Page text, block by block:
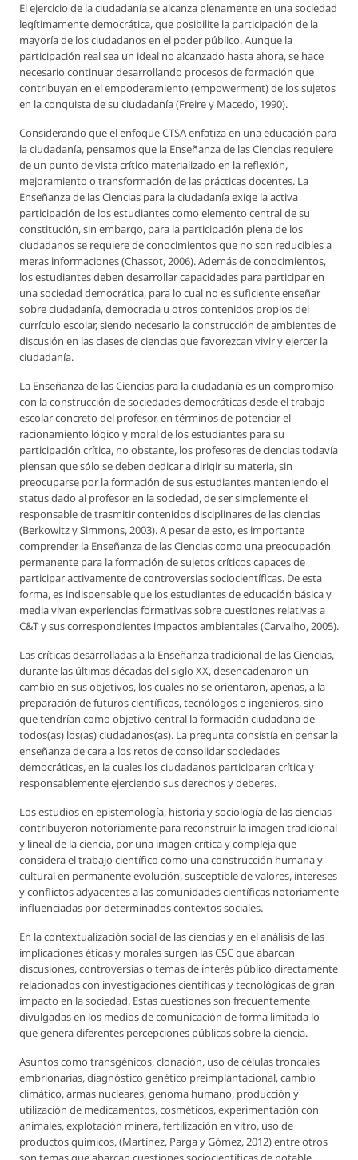
El ejercicio de la ciudadanía se alcanza plenamente en una sociedad
legítimamente democrática, que posibilite la participación de la
mayoría de los ciudadanos en el poder público. Aunque la
participación real sea un ideal no alcanzado hasta ahora, se hace
necesario continuar desarrollando procesos de formación que
contribuyan en el empoderamiento (empowerment) de los sujetos
en la conquista de su ciudadanía (Freire y Macedo, 1990).
Considerando que el enfoque CTSA enfatiza en una educación para
la ciudadanía, pensamos que la Enseñanza de las Ciencias requiere
de un punto de vista crítico materializado en la reflexión,
mejoramiento o transformación de las prácticas docentes. La
Enseñanza de las Ciencias para la ciudadanía exige la activa
participación de los estudiantes como elemento central de su
constitución, sin embargo, para la participación plena de los
ciudadanos se requiere de conocimientos que no son reducibles a
meras informaciones (Chassot, 2006). Además de conocimientos,
los estudiantes deben desarrollar capacidades para participar en
una sociedad democrática, para lo cual no es suficiente enseñar
sobre ciudadanía, democracia u otros contenidos propios del
currículo escolar, siendo necesario la construcción de ambientes de
discusión en las clases de ciencias que favorezcan vivir y ejercer la
ciudadanía.
La Enseñanza de las Ciencias para la ciudadanía es un compromiso
con la construcción de sociedades democráticas desde el trabajo
escolar concreto del profesor, en términos de potenciar el
racionamiento lógico y moral de los estudiantes para su
participación crítica, no obstante, los profesores de ciencias todavía
piensan que sólo se deben dedicar a dirigir su materia, sin
preocuparse por la formación de sus estudiantes manteniendo el
status dado al profesor en la sociedad, de ser simplemente el
responsable de trasmitir contenidos disciplinares de las ciencias
(Berkowitz y Simmons, 2003). A pesar de esto, es importante
comprender la Enseñanza de las Ciencias como una preocupación
permanente para la formación de sujetos críticos capaces de
participar activamente de controversias sociocientíficas. De esta
forma, es indispensable que los estudiantes de educación básica y
media vivan experiencias formativas sobre cuestiones relativas a
C&T y sus correspondientes impactos ambientales (Carvalho, 2005).
Las críticas desarrolladas a la Enseñanza tradicional de las Ciencias,
durante las últimas décadas del siglo XX, desencadenaron un
cambio en sus objetivos, los cuales no se orientaron, apenas, a la
preparación de futuros científicos, tecnólogos o ingenieros, sino
que tendrían como objetivo central la formación ciudadana de
todos(as) los(as) ciudadanos(as). La pregunta consistía en pensar la
enseñanza de cara a los retos de consolidar sociedades
democráticas, en la cuales los ciudadanos participaran crítica y
responsablemente ejerciendo sus derechos y deberes.
Los estudios en epistemología, historia y sociología de las ciencias
contribuyeron notoriamente para reconstruir la imagen tradicional
y lineal de la ciencia, por una imagen crítica y compleja que
considera el trabajo científico como una construcción humana y
cultural en permanente evolución, susceptible de valores, intereses
y conflictos adyacentes a las comunidades científicas notoriamente
influenciadas por determinados contextos sociales.
En la contextualización social de las ciencias y en el análisis de las
implicaciones éticas y morales surgen las CSC que abarcan
discusiones, controversias o temas de interés público directamente
relacionados con investigaciones científicas y tecnológicas de gran
impacto en la sociedad. Estas cuestiones son frecuentemente
divulgadas en los medios de comunicación de forma limitada lo
que genera diferentes percepciones públicas sobre la ciencia.
Asuntos como transgénicos, clonación, uso de células troncales
embrionarias, diagnóstico genético preimplantacional, cambio
climático, armas nucleares, genoma humano, producción y
utilización de medicamentos, cosméticos, experimentación con
animales, explotación minera, fertilización en vitro, uso de
productos químicos, (Martínez, Parga y Gómez, 2012) entre otros